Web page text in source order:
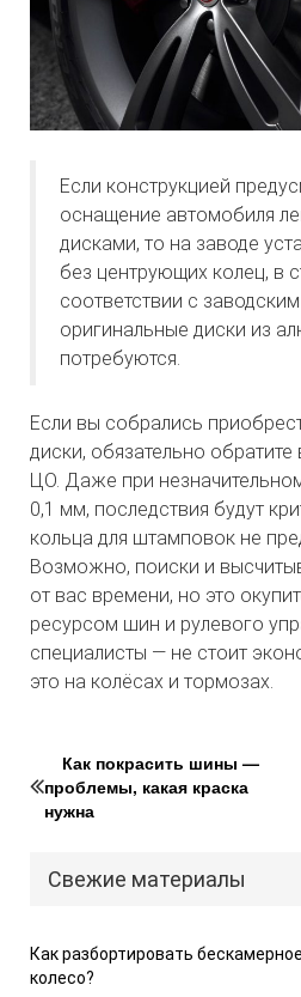
Если конструкцией
оснащение автомобиля
дисками, то на заводе
без центрующих колец, в
соответствии с
оригинальные диски из
потребуются.
Если вы собрались
диски, обязательно
ЦО. Даже при
0,1 мм, последствия будут
кольца для штамповок не
Возможно, поиски и
от вас времени, но это
ресурсом шин и рулевого
специалисты — не стоит
это на колёсах и тормозах.
Как покрасить шины —
проблемы, какая краска
нужна
Свежие материалы
Как разбортировать бескамерное
колесо?